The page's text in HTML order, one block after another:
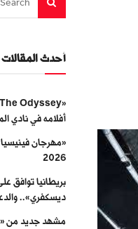
أحدث المقالات
أفلامه في نادي
«مهرجان فينيسيا»
2026
بريطانيا توافق
ديسكفري»..